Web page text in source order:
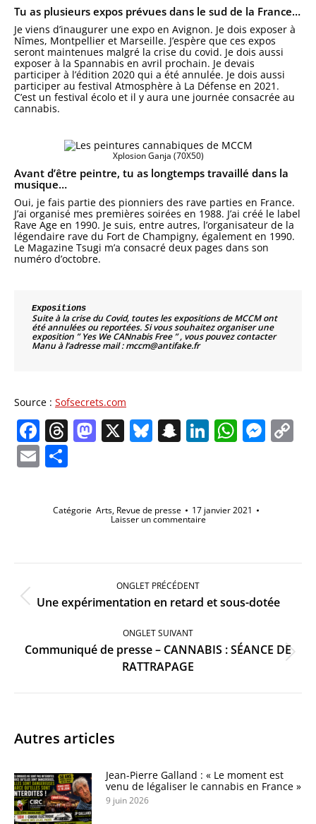
Tu as plusieurs expos prévues dans le sud de la France…
Je viens d’inaugurer une expo en Avignon. Je dois exposer à
Nîmes, Montpellier et Marseille. J’espère que ces expos
seront maintenues malgré la crise du covid. Je dois aussi
exposer à la Spannabis en avril prochain. Je devais
participer à l’édition 2020 qui a été annulée. Je dois aussi
participer au festival Atmosphère à La Défense en 2021.
C’est un festival écolo et il y aura une journée consacrée au
cannabis.
Xplosion Ganja (70X50)
Avant d’être peintre, tu as longtemps travaillé dans la
musique…
Oui, je fais partie des pionniers des rave parties en France.
J’ai organisé mes premières soirées en 1988. J’ai créé le label
Rave Age en 1990. Je suis, entre autres, l’organisateur de la
légendaire rave du Fort de Champigny, également en 1990.
Le Magazine Tsugi m’a consacré deux pages dans son
numéro d’octobre.
Expositions
Suite à la crise du Covid, toutes les expositions de MCCM ont
été annulées ou reportées. Si vous souhaitez organiser une
exposition ” Yes We CANnabis Free ” , vous pouvez contacter
Manu à l’adresse mail : mccm@antifake.fr
Source : Sofsecrets.com
Facebook
Threads
Mastodon
X Bluesky
Snapchat
LinkedIn
Email
Catégorie Arts, Revue de presse 17 janvier 2021
Laisser un commentaire
Navigation
commentaire
ONGLET PRÉCÉDENT
Onglet
Une expérimentation en retard et sous-dotée
ONGLET SUIVANT
Onglet
suivant
Communiqué de presse – CANNABIS : SÉANCE DE
RATTRAPAGE
Autres articles
Jean-Pierre Galland : « Le moment est
venu de légaliser le cannabis en France »
9 juin 2026